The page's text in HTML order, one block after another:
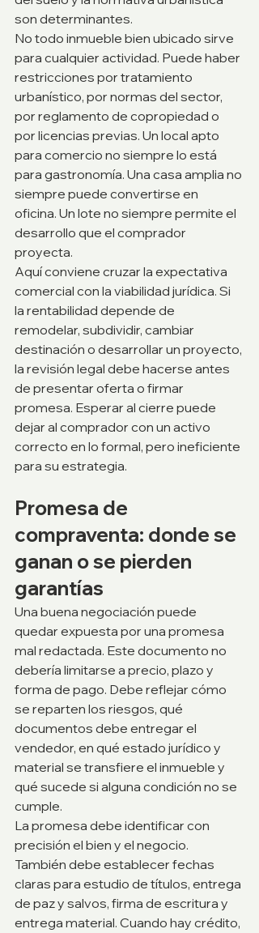
son determinantes.
No todo inmueble bien ubicado sirve
para cualquier actividad. Puede haber
restricciones por tratamiento
urbanístico, por normas del sector,
por reglamento de copropiedad o
por licencias previas. Un local apto
para comercio no siempre lo está
para gastronomía. Una casa amplia no
siempre puede convertirse en
oficina. Un lote no siempre permite el
desarrollo que el comprador
proyecta.
Aquí conviene cruzar la expectativa
comercial con la viabilidad jurídica. Si
la rentabilidad depende de
remodelar, subdividir, cambiar
destinación o desarrollar un proyecto,
la revisión legal debe hacerse antes
de presentar oferta o firmar
promesa. Esperar al cierre puede
dejar al comprador con un activo
correcto en lo formal, pero ineficiente
para su estrategia.
Promesa de
compraventa: donde se
ganan o se pierden
garantías
Una buena negociación puede
quedar expuesta por una promesa
mal redactada. Este documento no
debería limitarse a precio, plazo y
forma de pago. Debe reflejar cómo
se reparten los riesgos, qué
documentos debe entregar el
vendedor, en qué estado jurídico y
material se transfiere el inmueble y
qué sucede si alguna condición no se
cumple.
La promesa debe identificar con
precisión el bien y el negocio.
También debe establecer fechas
claras para estudio de títulos, entrega
de paz y salvos, firma de escritura y
entrega material. Cuando hay crédito,